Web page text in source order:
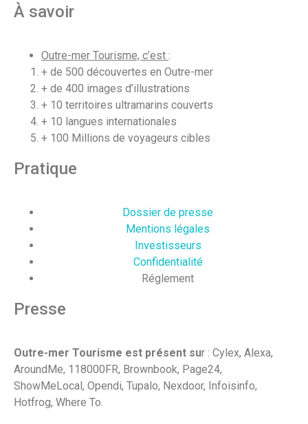
À savoir
Outre-mer Tourisme, c’est :
+ de 500 découvertes en Outre-mer
+ de 400 images d’illustrations
+ 10 territoires ultramarins couverts
+ 10 langues internationales
+ 100 Millions de voyageurs cibles
Pratique
Dossier de presse
Mentions légales
Investisseurs
Confidentialité
Réglement
Presse
Outre-mer Tourisme est présent sur : Cylex, Alexa,
AroundMe, 118000FR, Brownbook, Page24,
ShowMeLocal, Opendi, Tupalo, Nexdoor, Infoisinfo,
Hotfrog, Where To.